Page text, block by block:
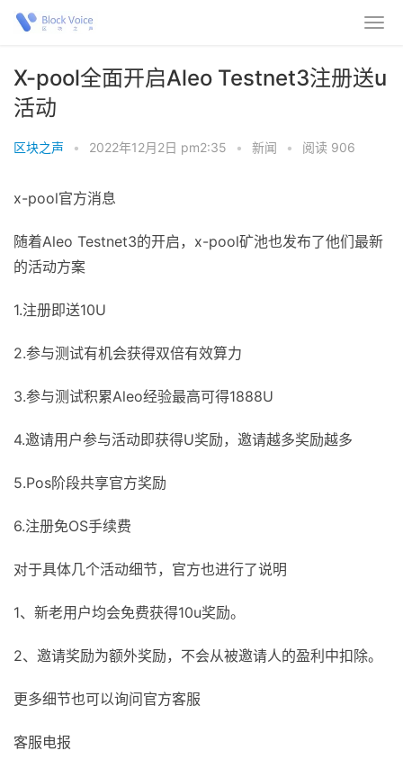
X-pool全面开启Aleo Testnet3注册送u
活动
区块之声 • 2022年12月2日 pm2:35 • 新闻 • 阅读 906
x-pool官方消息
随着Aleo Testnet3的开启，x-pool矿池也发布了他们最新
的活动方案
1.注册即送10U
2.参与测试有机会获得双倍有效算力
3.参与测试积累Aleo经验最高可得1888U
4.邀请用户参与活动即获得U奖励，邀请越多奖励越多
5.Pos阶段共享官方奖励
6.注册免OS手续费
对于具体几个活动细节，官方也进行了说明
1、新老用户均会免费获得10u奖励。
2、邀请奖励为额外奖励，不会从被邀请人的盈利中扣除。
更多细节也可以询问官方客服
客服电报